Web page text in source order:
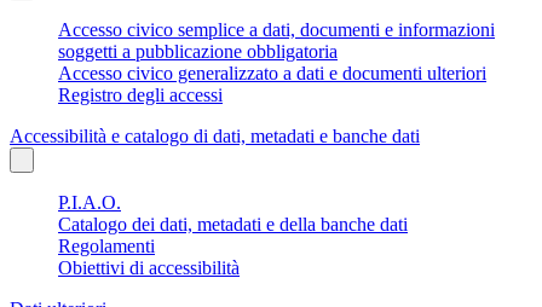
Accesso civico semplice a dati, documenti e informazioni
soggetti a pubblicazione obbligatoria
Accesso civico generalizzato a dati e documenti ulteriori
Registro degli accessi
Accessibilità e catalogo di dati, metadati e banche dati
P.I.A.O.
Catalogo dei dati, metadati e della banche dati
Regolamenti
Obiettivi di accessibilità